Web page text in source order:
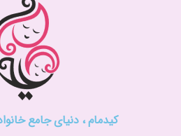
کیدمام ، دنیای جامع